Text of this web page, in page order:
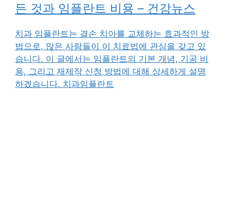
든 것과 임플란트 비용 – 건강뉴스
치과 임플란트는 결손 치아를 교체하는 효과적인 방
법으로, 많은 사람들이 이 치료법에 관심을 갖고 있
습니다. 이 글에서는 임플란트의 기본 개념, 기공 비
용, 그리고 재제작 신청 방법에 대해 상세하게 설명
하겠습니다. 치과임플란트